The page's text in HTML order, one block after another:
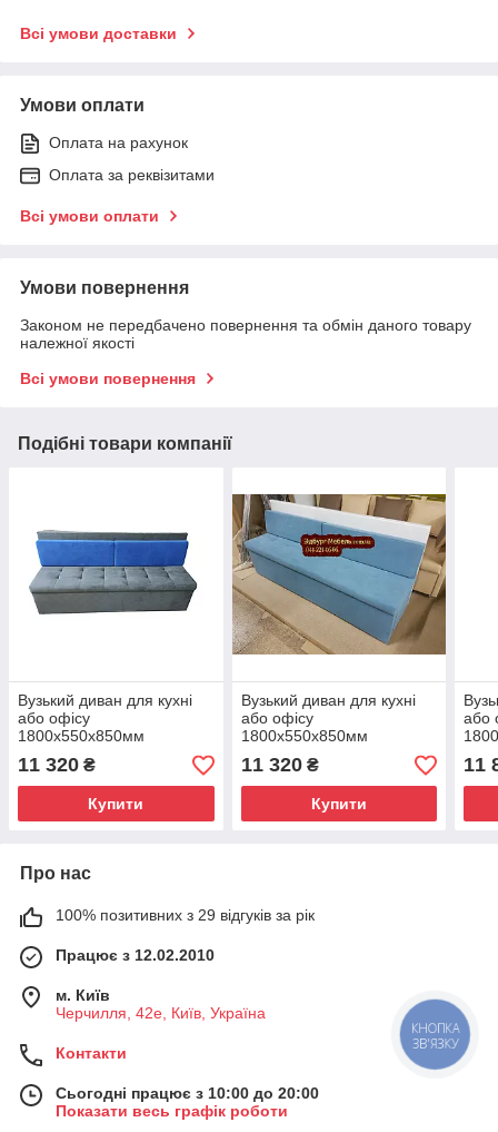
Всі умови доставки
Умови оплати
Оплата на рахунок
Оплата за реквізитами
Всі умови оплати
Умови повернення
Законом не передбачено повернення та обмін даного товару
належної якості
Всі умови повернення
Подібні товари компанії
Вузький диван для кухні
або офісу
1800х550х850мм
11 320 ₴
Купити
Вузький диван для кухні
або офісу
1800х550х850мм
11 320₴
Купити
або
11
Про нас
100% позитивних з 29 відгуків за рік
Працює з 12.02.2010
м. Київ
Черчилля, 42е, Київ, Україна
Контакти
Сьогодні працює з 10:00 до 20:00
Показати весь графік роботи
КНОПКА
ЗВ'ЯЗКУ